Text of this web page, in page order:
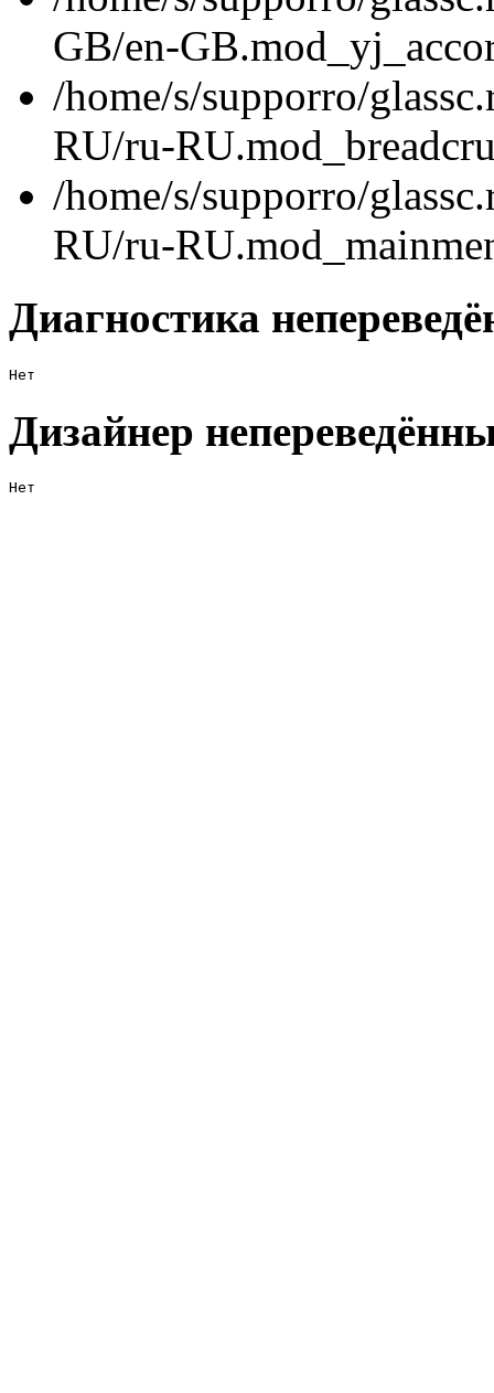
GB/en-
/home/s/supporro/
RU/ru-
/home/s/supporro/
RU/ru-
Диагностика
Нет
Дизайнер
Нет